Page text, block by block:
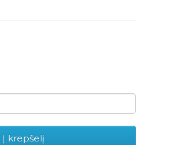
Į krepšelį